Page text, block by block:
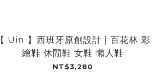
【 Uin 】西班牙原創設計 | 百花林 彩
繪鞋 休閒鞋 女鞋 懶人鞋
NT$3,280